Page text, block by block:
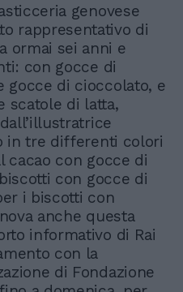
genovese
rappresentativo di
ormai sei anni e
con gocce di
gocce di cioccolato, e
scatole di latta,
in tre differenti colori
cacao con gocce di
con gocce di
i biscotti con
anche questa
informativo di Rai
con la
di Fondazione